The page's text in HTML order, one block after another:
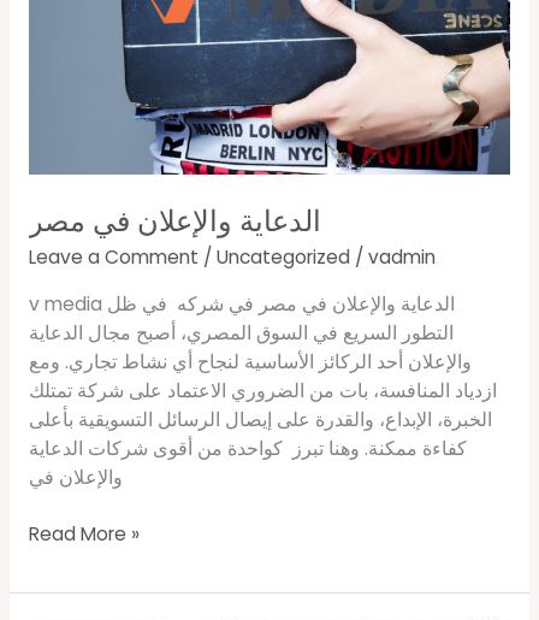
الدعاية والإعلان في مصر
Leave a Comment / Uncategorized / vadmin
v media الدعاية والإعلان في مصر في شركه في ظل
التطور السريع في السوق المصري، أصبح مجال الدعاية
والإعلان أحد الركائز الأساسية لنجاح أي نشاط تجاري. ومع
ازدياد المنافسة، بات من الضروري الاعتماد على شركة تمتلك
الخبرة، الإبداع، والقدرة على إيصال الرسائل التسويقية بأعلى
كفاءة ممكنة. وهنا تبرز كواحدة من أقوى شركات الدعاية
والإعلان في
Read More »